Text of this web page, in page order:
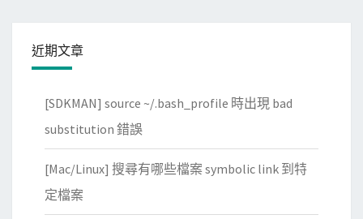
近期文章
[SDKMAN] source ~/.bash_profile 時出現 bad
substitution 錯誤
[Mac/Linux] 搜尋有哪些檔案 symbolic link 到特
定檔案